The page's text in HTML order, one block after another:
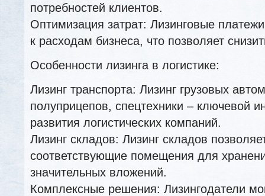
потребностей клиентов.
Оптимизация затрат: Лизинговые
к расходам бизнеса, что позволяет
Особенности лизинга в логистике:
Лизинг транспорта: Лизинг грузовых
полуприцепов, спецтехники – ключевой
развития логистических компаний.
Лизинг складов: Лизинг складов
соответствующие помещения для
значительных вложений.
Комплексные решения: Лизингодатели